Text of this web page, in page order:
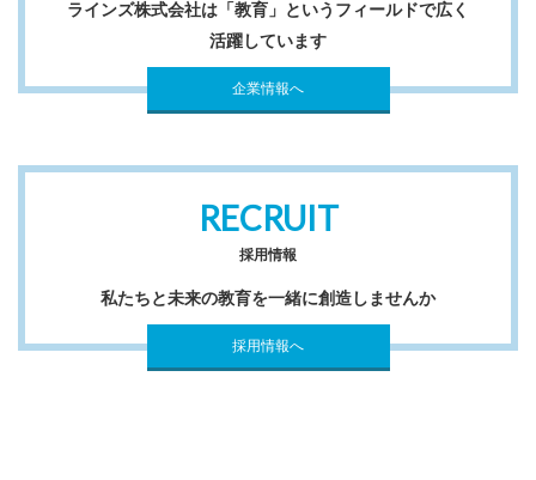
ラインズ株式会社は「教育」というフィールドで広く
活躍しています
企業情報へ
RECRUIT
採用情報
私たちと未来の教育を一緒に創造しませんか
採用情報へ